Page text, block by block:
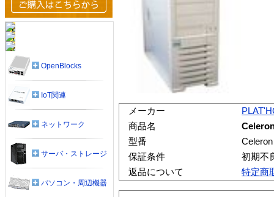
メーカー
商品名
型番
保証条件
初期不
返品について
特定商
OpenBlocks
IoT関連
ネットワーク
サーバ・ストレージ
パソコン・周辺機器